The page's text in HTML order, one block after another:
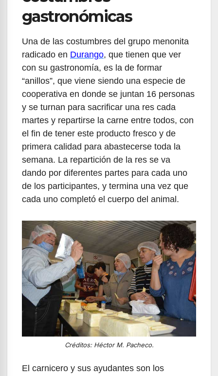
gastronómicas
Una de las costumbres del grupo menonita
radicado en Durango, que tienen que ver
con su gastronomía, es la de formar
“anillos”, que viene siendo una especie de
cooperativa en donde se juntan 16 personas
y se turnan para sacrificar una res cada
martes y repartirse la carne entre todos, con
el fin de tener este producto fresco y de
primera calidad para abastecerse toda la
semana. La repartición de la res se va
dando por diferentes partes para cada uno
de los participantes, y termina una vez que
cada uno completó el cuerpo del animal.
Créditos: Héctor M. Pacheco.
El carnicero y sus ayudantes son los